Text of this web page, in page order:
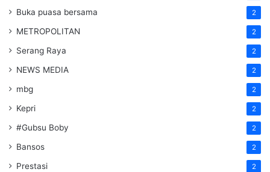
Buka puasa bersama 2
METROPOLITAN 2
Serang Raya 2
NEWS MEDIA 2
mbg 2
Kepri 2
#Gubsu Boby 2
Bansos 2
Prestasi 2